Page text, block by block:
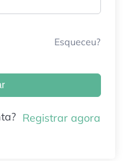
Esqueceu?
Registrar agora